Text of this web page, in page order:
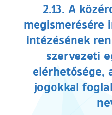
2.13. A
megismerésére
intézésének
szervezeti
elérhetősége,
jogokkal